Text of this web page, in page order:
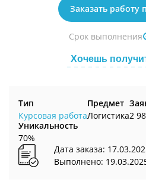
Заказать работу
Срок выполнения
Хочешь
Тип
Курсовая работа
Предмет
Логистика2
Уникальность
70%
Дата заказа:
Выполнено: